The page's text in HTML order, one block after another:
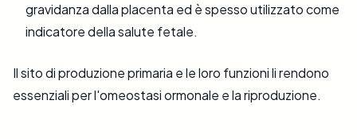
gravidanza dalla placenta ed è spesso utilizzato come
indicatore della salute fetale.
Il sito di produzione primaria e le loro funzioni li rendono
essenziali per l'omeostasi ormonale e la riproduzione.